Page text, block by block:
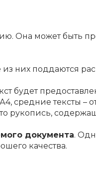
Она может быть
них поддаются
будет
средние тексты
рукопись,
документа.
качества.